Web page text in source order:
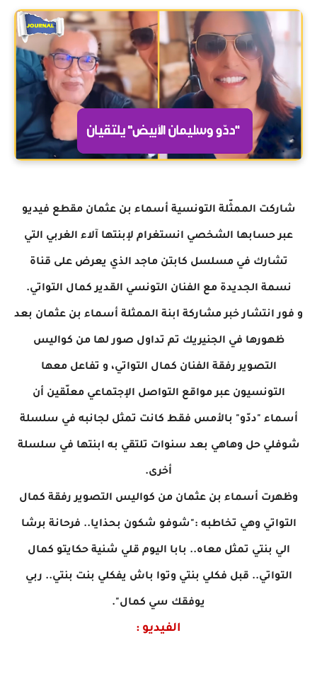
شاركت الممثّلة التونسية أسماء بن عثمان مقطع فيديو
عبر حسابها الشخصي انستغرام لإبنتها آلاء الغربي التي
تشارك في مسلسل كابتن ماجد الذي يعرض على قناة
نسمة الجديدة مع الفنان التونسي القدير كمال التواتي.
و فور انتشار خبر مشاركة ابنة الممثلة أسماء بن عثمان بعد
ظهورها في الجنيريك تم تداول صور لها من كواليس
التصوير رفقة الفنان كمال التواتي، و تفاعل معها
التونسيون عبر مواقع التواصل الإجتماعي معلّقين أن
أسماء "ددّو" بالأمس فقط كانت تمثل لجانبه في سلسلة
شوفلي حل وهاهي بعد سنوات تلتقي به ابنتها في سلسلة
أخرى.
وظهرت أسماء بن عثمان من كواليس التصوير رفقة كمال
التواتي وهي تخاطبه :"شوفو شكون بحذايا.. فرحانة برشا
الي بنتي تمثل معاه.. بابا اليوم قلي شنية حكايتو كمال
التواتي.. قبل فكلي بنتي وتوا باش يفكلي بنت بنتي.. ربي
يوفقك سي كمال".
الفيديو :